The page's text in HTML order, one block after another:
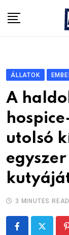
ÁLLATOK
A
utolsó
3 MINUTES READ